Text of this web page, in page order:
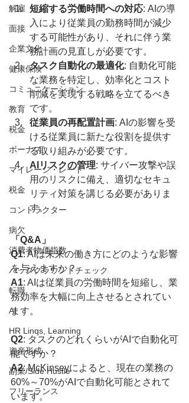
解雇
面接
企業文化
健康保険
コミュニケーション
教育
税金
ボーナス
マイレージ・レート
税金
コントラクター
病欠
消費者物価指数
バックグラウンドチェック
転職
AI
HR Linqs, Learning
資産形成
副業/Side Hustle
フリーランス
短縮する労働時間への対応: AIの導
入により従業員の勤務時間が減少
する可能性があり、それに伴う業
務計画の見直しが必要です。
タスク自動化の最適化: 自動化可能
な業務を特定し、効率化とコスト
削減を実現する戦略を立てるべき
です。
従業員の再配置計画: AIの影響を受
ける従業員に新たな役割を提供す
る取り組みが必要です。
AIリスクの管理: サイバー攻撃や誤
用のリスクに備え、適切なセキュ
リティ対策を講じる必要がありま
す。
「Q&A」
Q1: AIは未来の働き方にどのような影響
を与えますか？
A1: AIは従業員の労働時間を短縮し、業
務効率を大幅に向上させるとされてい
ます。
Q2: タスクのどれくらいがAIで自動化可
能ですか？
A2: McKinseyによると、現在の業務の
60%～70%がAIで自動化可能とされて
います。